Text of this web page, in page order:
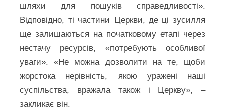
шляхи для пошуків справедливості».
Відповідно, ті частини Церкви, де ці зусилля
ще залишаються на початковому етапі через
нестачу ресурсів, «потребують особливої
уваги». «Не можна дозволити на те, щоби
жорстока нерівність, якою уражені наші
суспільства, вражала також і Церкву», –
закликає він.